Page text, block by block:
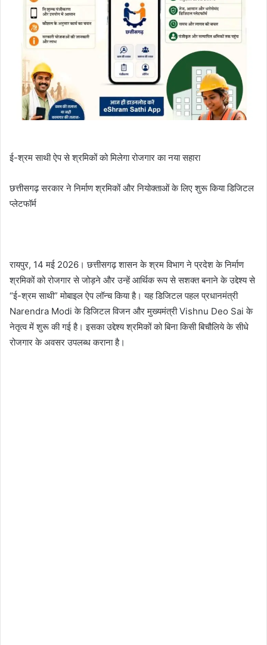
m
a
i
ई-श्रम साथी ऐप से श्रमिकों को मिलेगा रोजगार का नया सहारा
छत्तीसगढ़ सरकार ने निर्माण श्रमिकों और नियोक्ताओं के लिए शुरू किया डिजिटल
प्लेटफॉर्म
रायपुर, 14 मई 2026। छत्तीसगढ़ शासन के श्रम विभाग ने प्रदेश के निर्माण
श्रमिकों को रोजगार से जोड़ने और उन्हें आर्थिक रूप से सशक्त बनाने के उद्देश्य से
“ई-श्रम साथी” मोबाइल ऐप लॉन्च किया है। यह डिजिटल पहल प्रधानमंत्री
Narendra Modi के डिजिटल विजन और मुख्यमंत्री Vishnu Deo Sai के
नेतृत्व में शुरू की गई है। इसका उद्देश्य श्रमिकों को बिना किसी बिचौलिये के सीधे
रोजगार के अवसर उपलब्ध कराना है।